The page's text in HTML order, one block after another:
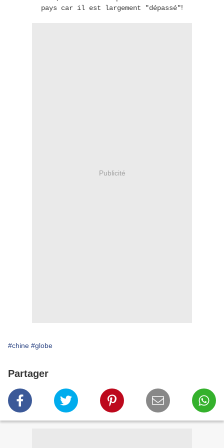
pays car il est largement "dépassé"!
Publicité
#chine #globe
Partager